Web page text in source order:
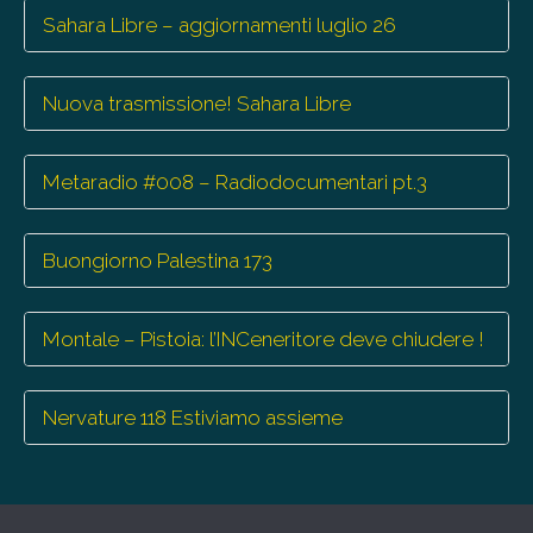
Sahara Libre – aggiornamenti luglio 26
Nuova trasmissione! Sahara Libre
Metaradio #008 – Radiodocumentari pt.3
Buongiorno Palestina 173
Montale – Pistoia: l’INCeneritore deve chiudere !
Nervature 118 Estiviamo assieme